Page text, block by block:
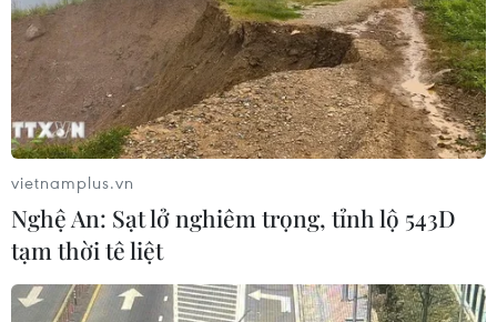
vietnamplus.vn
Nghệ An: Sạt lở nghiêm trọng, tỉnh lộ 543D
tạm thời tê liệt